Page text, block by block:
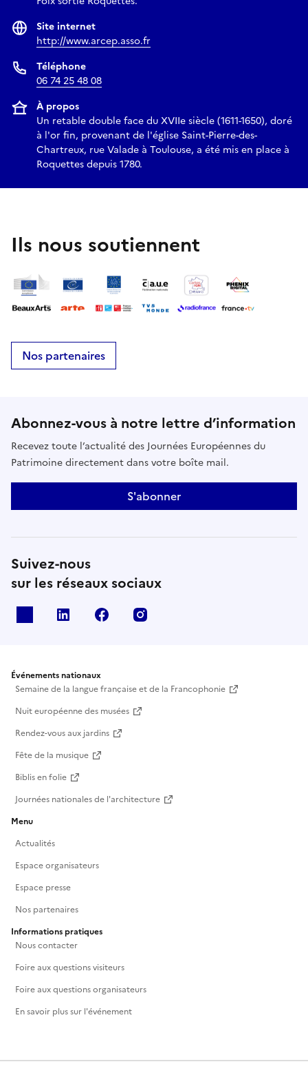
Site internet
http://www.arcep.asso.fr
Téléphone
06 74 25 48 08
À propos
Un retable double face du XVIIe siècle (1611-1650), doré
à l'or fin, provenant de l'église Saint-Pierre-des-
Chartreux, rue Valade à Toulouse, a été mis en place à
Roquettes depuis 1780.
Ils nous soutiennent
Nos partenaires
Abonnez-vous à notre lettre d’information
Recevez toute l’actualité des Journées Européennes du
Patrimoine directement dans votre boîte mail.
S'abonner
Suivez-nous
sur les réseaux sociaux
Linkedin Facebook
Événements nationaux
Semaine de la langue française et de la Francophonie
Nuit européenne des musées
Rendez-vous aux jardins
Fête de la musique
Biblis en folie
Journées nationales de l'architecture
Menu
Actualités
Espace organisateurs
Espace presse
Nos partenaires
Informations pratiques
Nous contacter
Foire aux questions visiteurs
Foire aux questions organisateurs
En savoir plus sur l'événement